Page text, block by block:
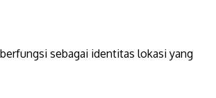
sebagai identitas lokasi yang